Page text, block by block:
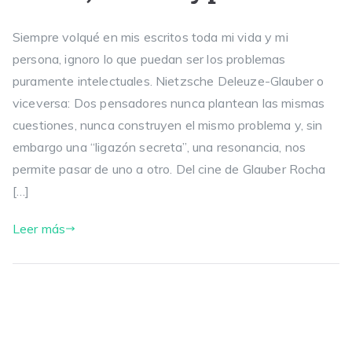
Siempre volqué en mis escritos toda mi vida y mi
persona, ignoro lo que puedan ser los problemas
puramente intelectuales. Nietzsche Deleuze-Glauber o
viceversa: Dos pensadores nunca plantean las mismas
cuestiones, nunca construyen el mismo problema y, sin
embargo una “ligazón secreta”, una resonancia, nos
permite pasar de uno a otro. Del cine de Glauber Rocha
[…]
Leer más